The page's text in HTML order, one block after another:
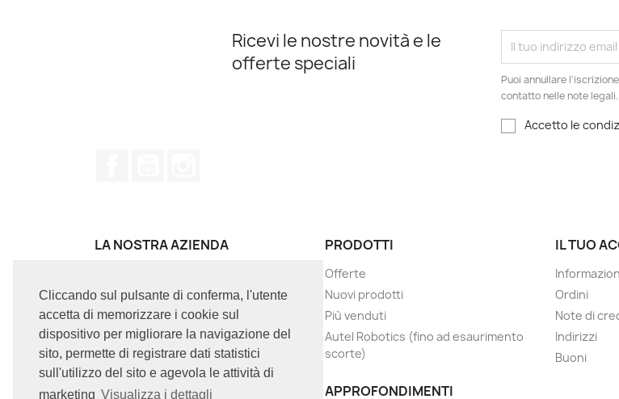
Cliccando sul pulsante di conferma, l'utente
accetta di memorizzare i cookie sul
dispositivo per migliorare la navigazione del
sito, permette di registrare dati statistici
sull'utilizzo del sito e agevola le attività di
marketing Visualizza i dettagli
Ricevi le nostre novità e le
offerte speciali
Puoi annullare
contatto nelle note legali.
Accetto le
LA NOSTRA AZIENDA
Chi siamo
GDRP / Privacy
Contattaci
PERMUTE
Negozi
PRODOTTI
Offerte
Nuovi prodotti
Più venduti
Autel Robotics (fino ad esaurimento
scorte)
APPROFONDIMENTI
IL TUO
Ordini
Note di
Indirizzi
Buoni